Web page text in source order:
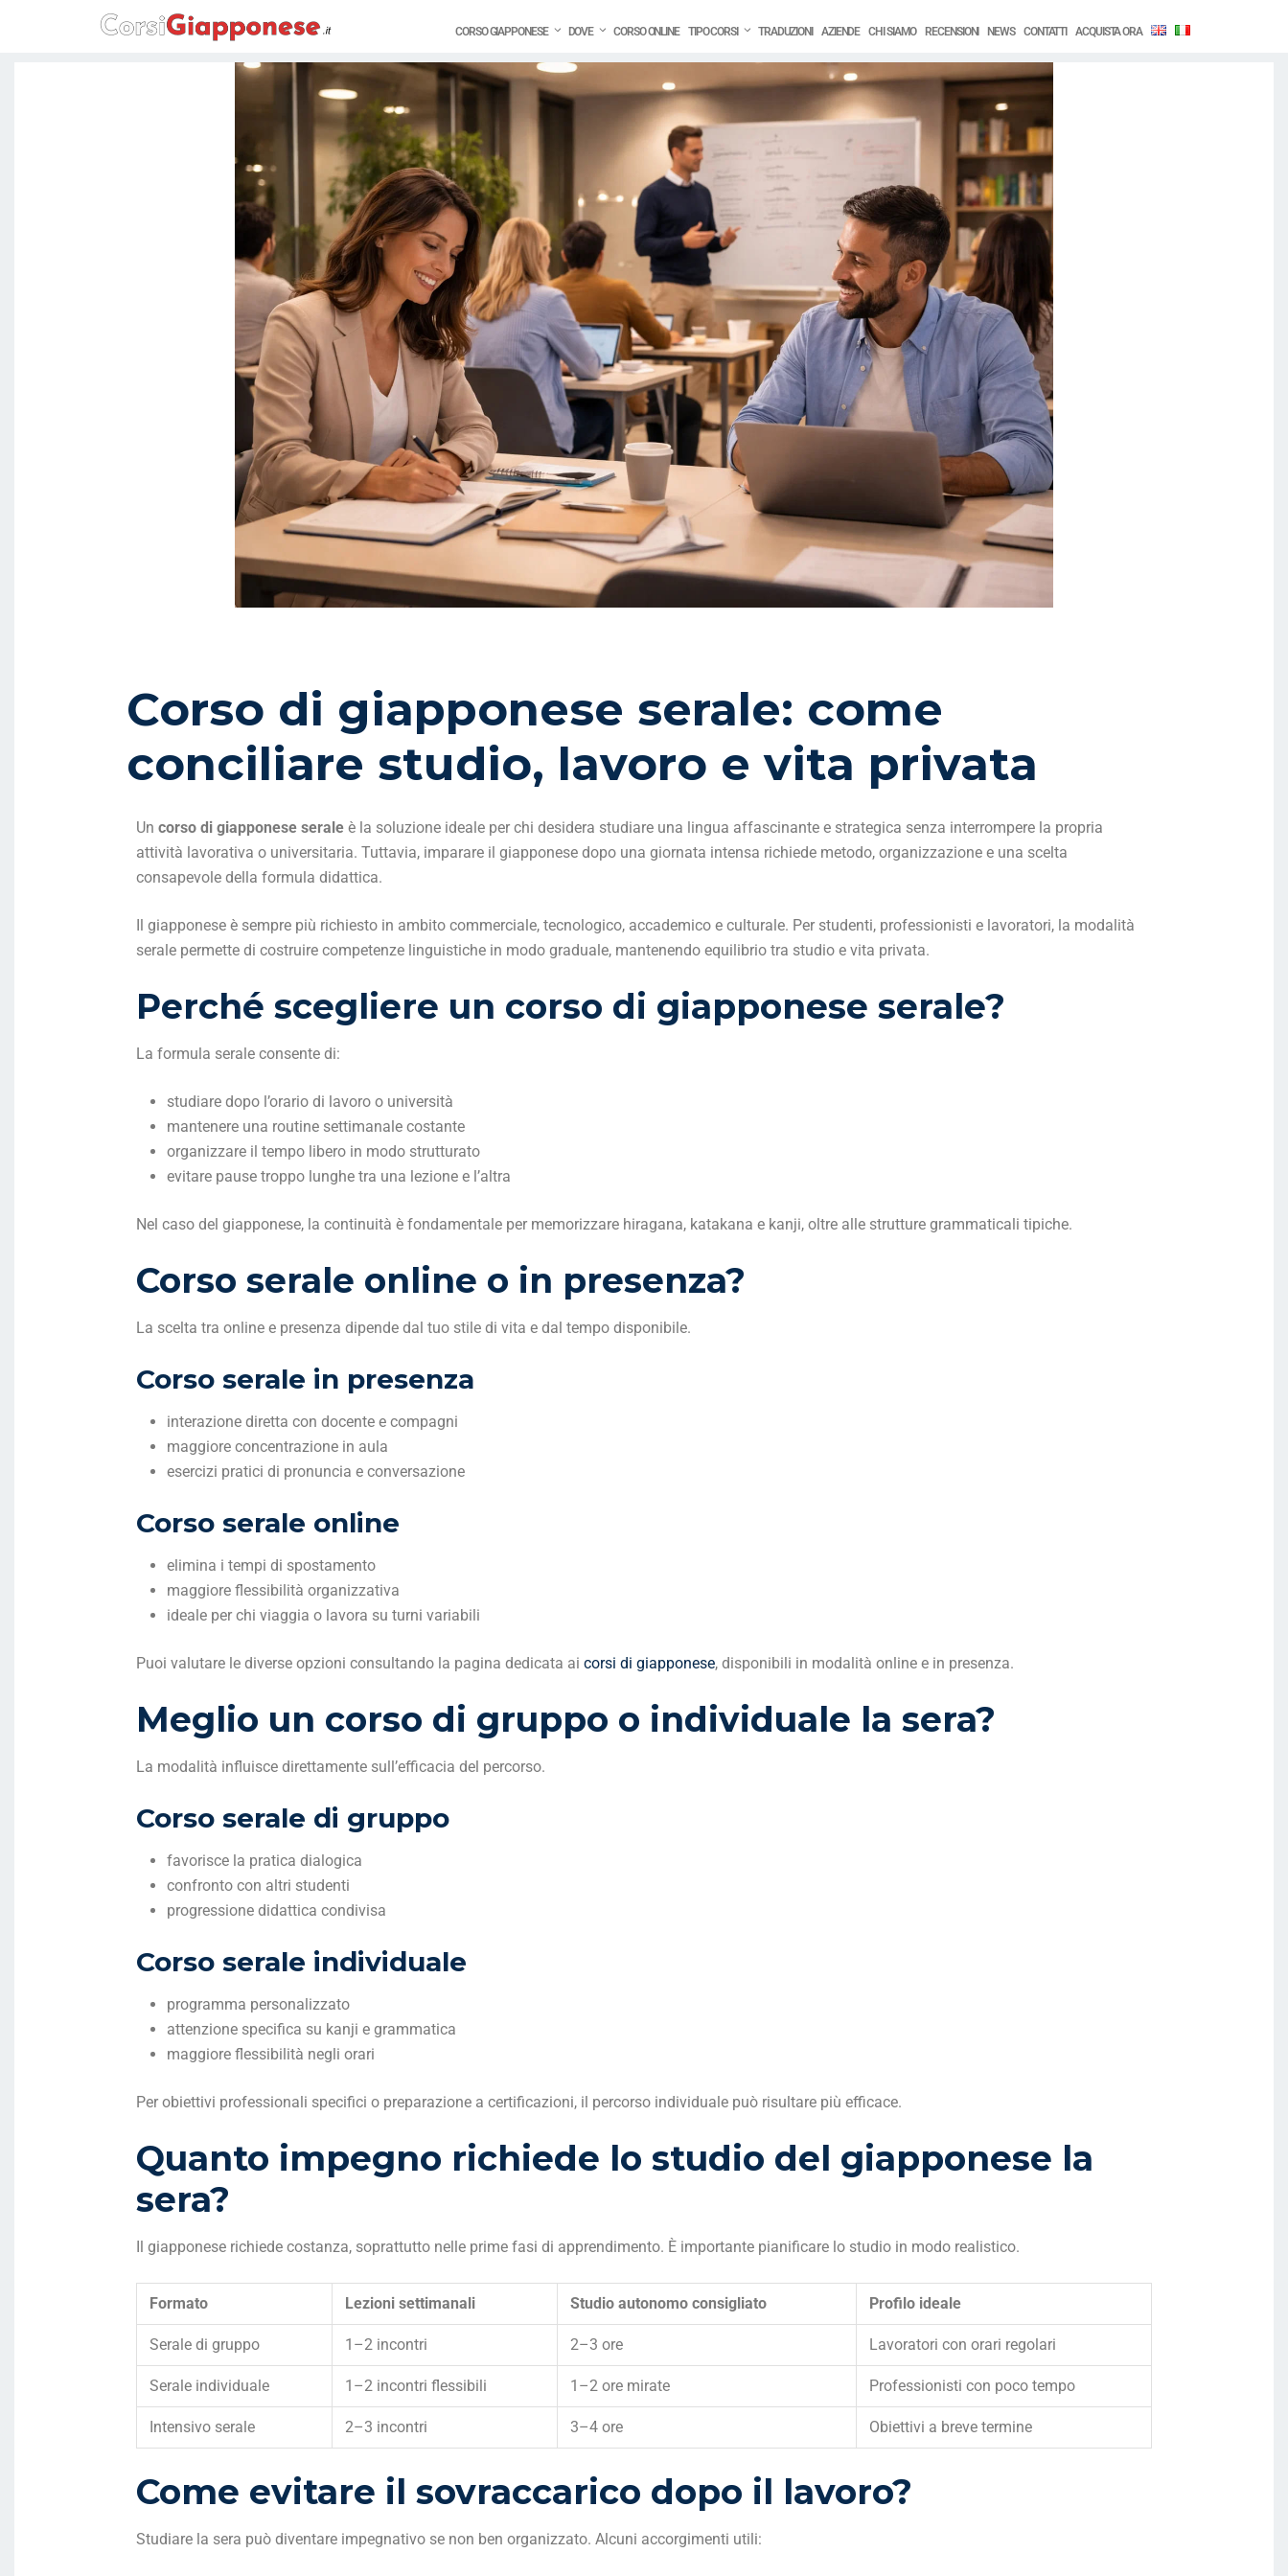
CORSO GIAPPONESE DOVE CORSO ONLINE TIPO CORSI TRADUZIONI AZIENDE CHI SIAMO RECENSIONI NEWS CONTATTI ACQUISTA ORA
Corso di giapponese serale: come
conciliare studio, lavoro e vita privata
Un corso di giapponese serale è la soluzione ideale per chi desidera studiare una lingua affascinante e strategica senza interrompere la propria
attività lavorativa o universitaria. Tuttavia, imparare il giapponese dopo una giornata intensa richiede metodo, organizzazione e una scelta
consapevole della formula didattica.
Il giapponese è sempre più richiesto in ambito commerciale, tecnologico, accademico e culturale. Per studenti, professionisti e lavoratori, la modalità
serale permette di costruire competenze linguistiche in modo graduale, mantenendo equilibrio tra studio e vita privata.
Perché scegliere un corso di giapponese serale?
La formula serale consente di:
studiare dopo l’orario di lavoro o università
mantenere una routine settimanale costante
organizzare il tempo libero in modo strutturato
evitare pause troppo lunghe tra una lezione e l’altra
Nel caso del giapponese, la continuità è fondamentale per memorizzare hiragana, katakana e kanji, oltre alle strutture grammaticali tipiche.
Corso serale online o in presenza?
La scelta tra online e presenza dipende dal tuo stile di vita e dal tempo disponibile.
Corso serale in presenza
interazione diretta con docente e compagni
maggiore concentrazione in aula
esercizi pratici di pronuncia e conversazione
Corso serale online
elimina i tempi di spostamento
maggiore flessibilità organizzativa
ideale per chi viaggia o lavora su turni variabili
Puoi valutare le diverse opzioni consultando la pagina dedicata ai corsi di giapponese, disponibili in modalità online e in presenza.
Meglio un corso di gruppo o individuale la sera?
La modalità influisce direttamente sull’efficacia del percorso.
Corso serale di gruppo
favorisce la pratica dialogica
confronto con altri studenti
progressione didattica condivisa
Corso serale individuale
programma personalizzato
attenzione specifica su kanji e grammatica
maggiore flessibilità negli orari
Per obiettivi professionali specifici o preparazione a certificazioni, il percorso individuale può risultare più efficace.
Quanto impegno richiede lo studio del giapponese la
sera?
Il giapponese richiede costanza, soprattutto nelle prime fasi di apprendimento. È importante pianificare lo studio in modo realistico.
Formato Lezioni settimanali Studio autonomo consigliato Profilo ideale
Serale di gruppo 1–2 incontri 2–3 ore Lavoratori con orari regolari
Serale individuale 1–2 incontri flessibili 1–2 ore mirate Professionisti con poco tempo
Intensivo serale 2–3 incontri 3–4 ore Obiettivi a breve termine
Come evitare il sovraccarico dopo il lavoro?
Studiare la sera può diventare impegnativo se non ben organizzato. Alcuni accorgimenti utili: